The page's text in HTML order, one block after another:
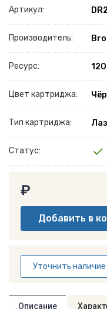
Артикул:
Производитель:
Ресурс:
Цвет картриджа:
Тип картриджа:
Статус:
₽
Уточнить
Описание